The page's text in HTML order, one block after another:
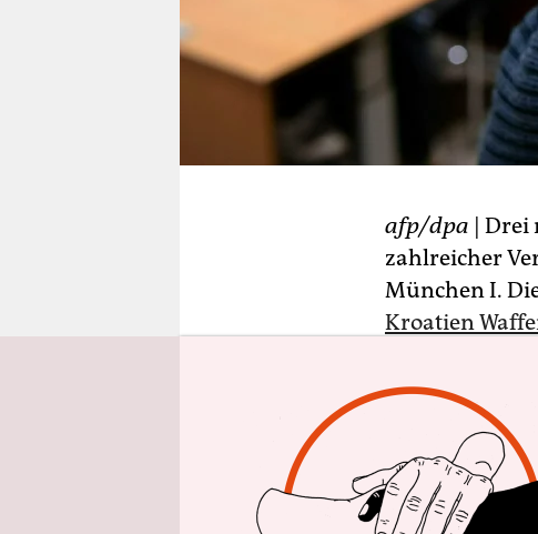
fragen & hilfe
unterstützen
afp/dpa | Drei
zahlreicher
München I.
Kroatien
Anklage der
solcher Fälle
Bei den